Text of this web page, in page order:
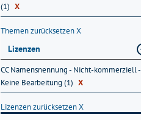
(1) X
Themen zurücksetzenX
Lizenzen
CC Namensnennung - Nicht-kommerziell -
Keine Bearbeitung (1) X
Lizenzen zurücksetzenX